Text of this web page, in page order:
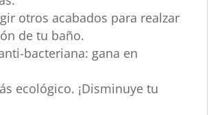
otros acabados para realzar
de tu baño.
bacteriana: gana en
ecológico. ¡Disminuye tu